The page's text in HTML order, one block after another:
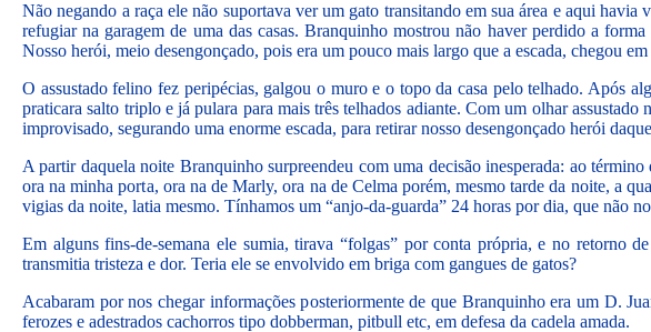
Não negando a raça ele não suportava ver um gato transitando em sua área e aqui
refugiar na garagem de uma das casas. Branquinho mostrou não haver perdido a
Nosso herói, meio desengonçado, pois era um pouco mais largo que a escada, chegou
O assustado felino fez peripécias, galgou o muro e o topo da casa pelo telhado. Após
praticara salto triplo e já pulara para mais três telhados adiante. Com um olhar
improvisado, segurando uma enorme escada, para retirar nosso desengonçado herói
A partir daquela noite Branquinho surpreendeu com uma decisão inesperada: ao
ora na minha porta, ora na de Marly, ora na de Celma porém, mesmo tarde da noite, a
vigias da noite, latia mesmo. Tínhamos um “anjo-da-guarda” 24 horas por dia, que não
Em alguns fins-de-semana ele sumia, tirava “folgas” por conta própria, e no retorno
transmitia tristeza e dor. Teria ele se envolvido em briga com gangues de gatos?
Acabaram por nos chegar informações posteriormente de que Branquinho era um D.
ferozes e adestrados cachorros tipo dobberman, pitbull etc, em defesa da cadela amada.